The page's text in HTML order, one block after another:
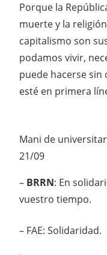
Porque la
muerte y la
capitalismo son
podamos vivir,
puede hacerse
esté en primera
Mani de
21/09
– BRRN: En
vuestro tiempo.
– FAE: Solidaridad.